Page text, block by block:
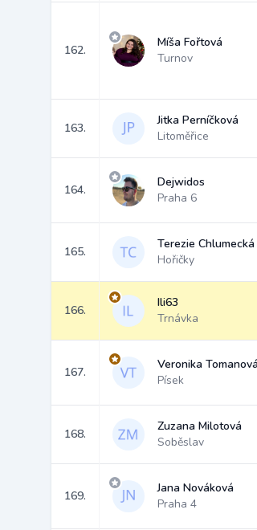
162.
Míša Fořtová
Turnov
163.
Jitka Perníčková
Litoměřice
164.
Dejwidos
Praha 6
165.
Terezie Chlumecká
Hořičky
166.
Ili63
Trnávka
167.
Veronika
Písek
168.
Zuzana Milotová
Soběslav
169.
Jana Nováková
Praha 4